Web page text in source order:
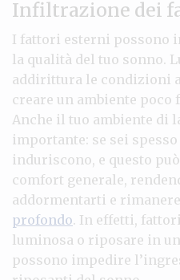
Infiltrazione dei
I fattori esterni possono
la qualità del tuo sonno.
addirittura le condizioni
creare un ambiente poco
Anche il tuo ambiente di
importante: se sei
induriscono, e questo
comfort generale,
addormentarti e
profondo. In effetti,
luminosa o riposare in
possono impedire